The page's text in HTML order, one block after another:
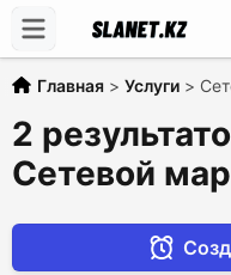
Главная > Услуги >
2
Сетевой